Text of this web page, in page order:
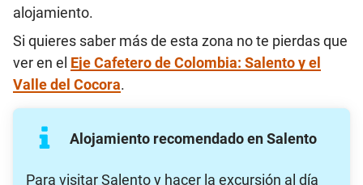
alojamiento.
Si quieres saber más de esta zona no te pierdas que
ver en el Eje Cafetero de Colombia: Salento y el
Valle del Cocora.
Alojamiento recomendado en Salento
Para visitar Salento y hacer la excursión al día